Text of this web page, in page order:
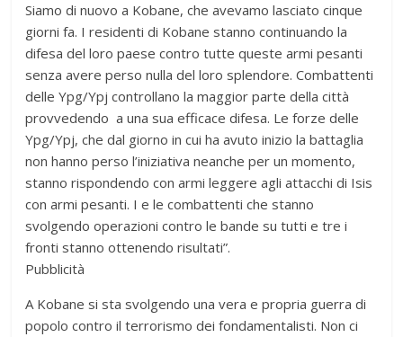
Siamo di nuovo a Kobane, che avevamo lasciato cinque
giorni fa. I residenti di Kobane stanno continuando la
difesa del loro paese contro tutte queste armi pesanti
senza avere perso nulla del loro splendore. Combattenti
delle Ypg/Ypj controllano la maggior parte della città
provvedendo a una sua efficace difesa. Le forze delle
Ypg/Ypj, che dal giorno in cui ha avuto inizio la battaglia
non hanno perso l’iniziativa neanche per un momento,
stanno rispondendo con armi leggere agli attacchi di Isis
con armi pesanti. I e le combattenti che stanno
svolgendo operazioni contro le bande su tutti e tre i
fronti stanno ottenendo risultati”.
Pubblicità
A Kobane si sta svolgendo una vera e propria guerra di
popolo contro il terrorismo dei fondamentalisti. Non ci